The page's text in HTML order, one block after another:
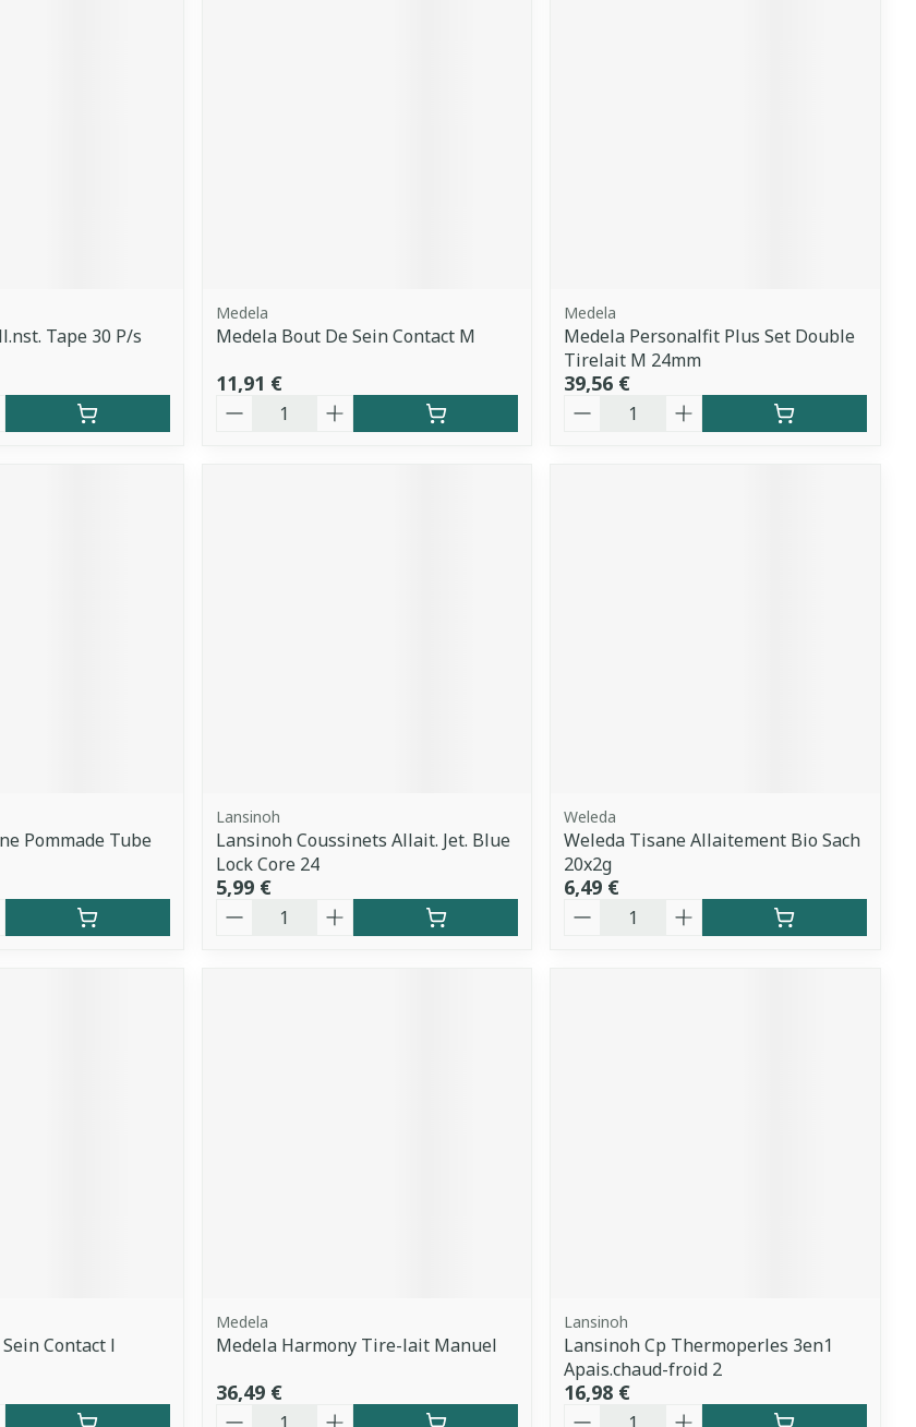
Tape 30 P/s
Medela
Medela Bout De Sein Contact M
11,91 €
Quantité
Medela
Medela Personalfit Plus Set Double
Tirelait M 24mm
39,56 €
Quantité
Pommade Tube
Lansinoh
Lansinoh Coussinets Allait. Jet. Blue
Lock Core 24
5,99 €
Quantité
Weleda
Weleda Tisane Allaitement Bio Sach
20x2g
6,49 €
Quantité
Contact l
Medela
Medela Harmony Tire-lait Manuel
36,49 €
Quantité
Lansinoh
Lansinoh Cp Thermoperles 3en1
Apais.chaud-froid 2
16,98 €
Quantité